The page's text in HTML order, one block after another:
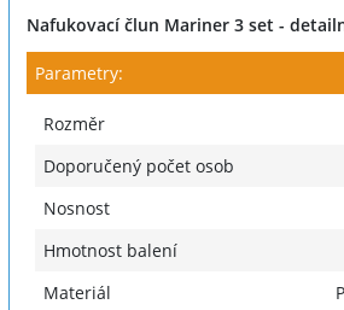
Nafukovací člun Mariner 3 set -
Parametry:
Rozměr
Doporučený počet osob
Nosnost
Hmotnost balení
Materiál